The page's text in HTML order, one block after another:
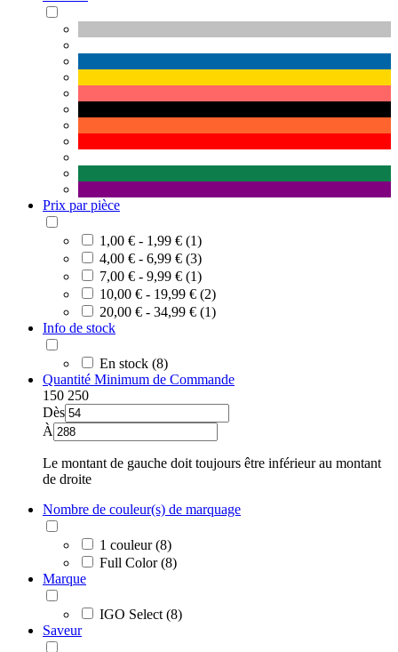
Prix par pièce
1,00 € - 1,99 € (1)
4,00 € - 6,99 € (3)
7,00 € - 9,99 € (1)
10,00 € - 19,99 € (2)
20,00 € - 34,99 € (1)
Info de stock
En stock (8)
Quantité Minimum de Commande
150 250
Dès
À
Le montant de gauche doit toujours être inférieur au montant
de droite
Nombre de couleur(s) de marquage
1 couleur (8)
Full Color (8)
Marque
IGO Select (8)
Saveur